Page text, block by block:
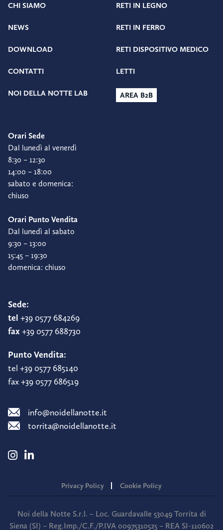
CHI SIAMO
NEWS
DOWNLOAD
CONTATTI
NOI DELLA NOTTE LAB
RETI IN LEGNO
RETI IN FERRO
RETI DISPOSITIVO MEDICO
LETTI
AREA B2B
Orari Sede
Dal lunedì al venerdì
8:30 – 12:30
14:00 – 18:00
sabato e domenica:
chiuso
Orari Punto Vendita
Dal lunedì al sabato
9:30 – 13:00
15:45 – 19:30
domenica: chiuso
Sede:
tel +39 0577 684269
fax+39 0577 688730
Punto Vendita:
tel +39 0577 685140
fax +39 0577 686519
info@noidellanotte.it
torrita@noidellanotte.it
Privacy Policy Cookie Policy
Noi della Notte S.r.l. – Loc. Guardavalle 53049 Torrita di
Siena (SI) – Reg.Imp./C.F./P.IVA 00975310525 – REA SI-110602